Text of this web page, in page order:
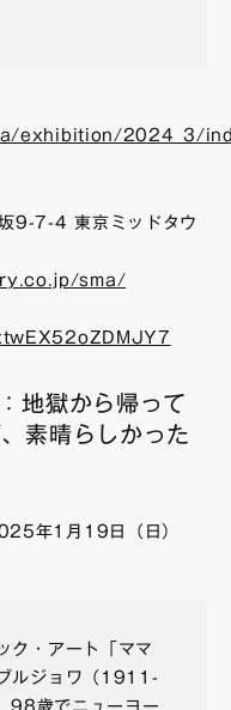
exhibition/2024_3/
9-7-4 東京ミッドタウ
sma/
地獄から帰って
素晴らしかった
年1月19日（日）
ク・アート「ママ
ルジョワ（1911-
98歳でニューヨー